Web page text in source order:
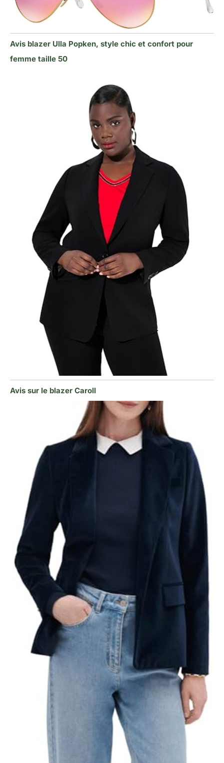
Avis blazer Ulla Popken, style chic et confort pour
femme taille 50
Avis sur le blazer Caroll